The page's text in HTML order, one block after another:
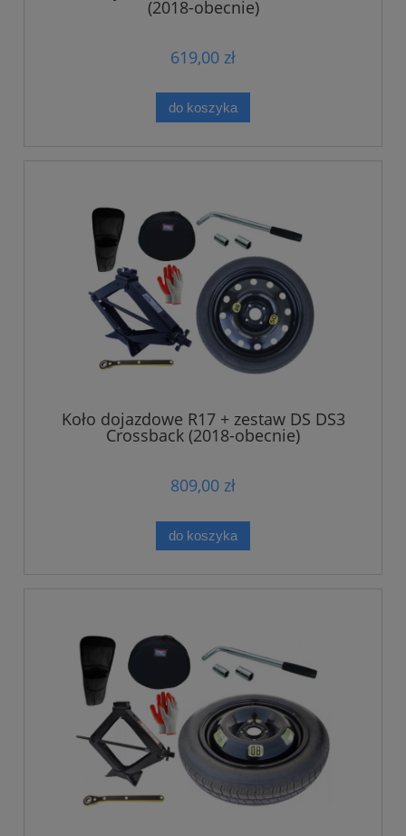
(2018-obecnie)
619,00 zł
do koszyka
Koło dojazdowe R17 + zestaw DS DS3
Crossback (2018-obecnie)
809,00 zł
do koszyka